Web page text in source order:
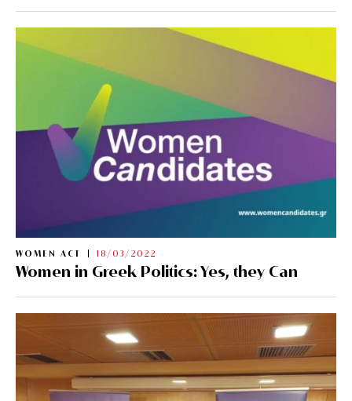
WOMEN ACT 18/03/2022
Women in Greek Politics: Yes, they Can